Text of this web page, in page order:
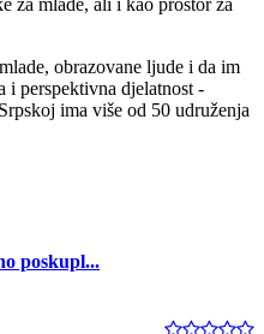
za mlade, ali i kao prostor za
obrazovane ljude i da im
i perspektivna djelatnost -
ima više od 50 udruženja
poskupl...